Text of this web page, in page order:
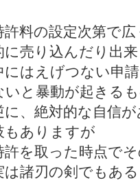
許料の設定次第で
に売り込んだり出
にはえげつない申
いと暴動が起きる
に、絶対的な自信
もありますが
許を取った時点で
は諸刃の剣でもあ